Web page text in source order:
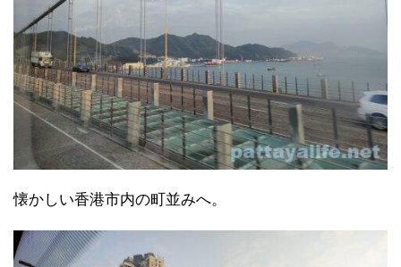
懐かしい香港市内の町並みへ。